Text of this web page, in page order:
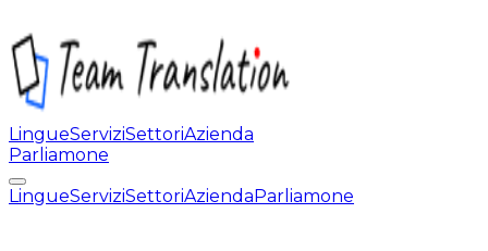
LingueServiziSettoriAzienda
Parliamone
LingueServiziSettoriAziendaParliamone